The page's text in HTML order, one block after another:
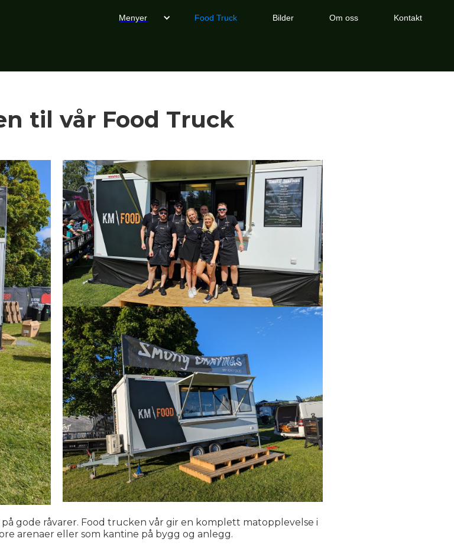
Menyer Food Truck Bilder Om oss Kontakt
til vår Food Truck
gode råvarer. Food trucken vår gir en komplett matopplevelse i
arenaer eller som kantine på bygg og anlegg.